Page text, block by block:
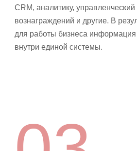
CRM, аналитику, управленческий
вознаграждений и другие. В
для работы бизнеса информация
внутри единой системы.